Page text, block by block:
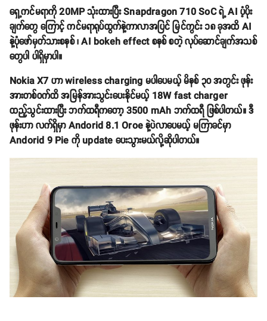
ရှေ့ကင်မရာကို 20MP သုံးထားပြီး Snapdragon 710 SoC ရဲ့ AI ပံ့ပိုး
ချက်တွေ ကြောင့် ကင်မရာရုပ်ထွက်နဲ့ကာလာအပြင် မြင်ကွင်း ၁၈ ခုအထိ AI
နဲ့ပုံဖော်မှတ်သားစနစ် ၊ AI bokeh effect စနစ် စတဲ့ လုပ်ဆောင်ချက်အသစ်
တွေပါ ပါရှိမှာပါ။
Nokia X7 ဟာ wireless charging မပါပေမယ့် မိနစ် ၃၀ အတွင်း ဖုန်း
အားတစ်ဝက်ထိ အမြန်အားသွင်းပေးနိုင်မယ့် 18W fast charger
ထည့်သွင်းထားပြီး ဘက်ထရီကတော့ 3500 mAh ဘက်ထရီ ဖြစ်ပါတယ်။ ဒီ
ဖုန်းဟာ လက်ရှိမှာ Andorid 8.1 Oroe နဲ့ပဲလာပေမယ့် မကြာခင်မှာ
Andorid 9 Pie ကို update ပေးသွားမယ်လို့ဆိုပါတယ်။